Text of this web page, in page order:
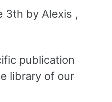
3th by Alexis ,
publication
library of our